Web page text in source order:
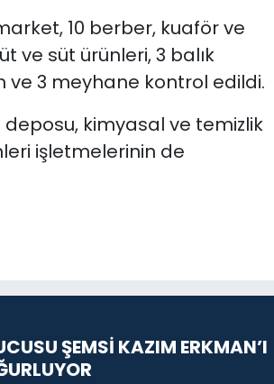
10 berber, kuaför ve
ve süt ürünleri, 3 balık
ve 3 meyhane kontrol edildi.
kimyasal ve temizlik
işletmelerinin de
ŞEMSİ KAZIM ERKMAN’I